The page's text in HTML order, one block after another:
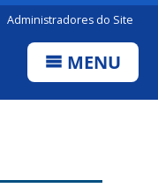
Administradores do Site
MENU